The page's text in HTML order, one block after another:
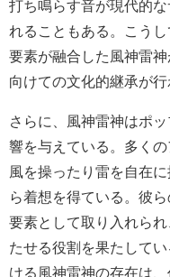
打ち鳴らす音が現代的
れることもある。こう
要素が融合した風神雷
向けての文化的継承が行
さらに、風神雷神はポ
響を与えている。多く
風を操ったり雷を自在
ら着想を得ている。彼
要素として取り入れら
たせる役割を果たして
ける風神雷神の存在は